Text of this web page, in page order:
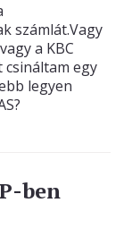
számlát.Vagy
a KBC
csináltam egy
legyen
ben